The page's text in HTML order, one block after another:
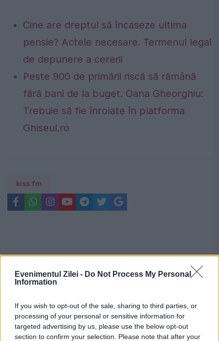
Evenimentul Zilei - Do Not Process My Personal
Information
If you wish to opt-out of the sale, sharing to third parties, or
processing of your personal or sensitive information for
targeted advertising by us, please use the below opt-out
section to confirm your selection. Please note that after your
Cine are dreptul să încaseze ultima
pensie? Actele necesare. Termenul legal
de depunere a cererii
Peste 900 de primării riscă să rămână
fără bani de la buget. Oana Gheorghiu:
Trebuie să fie înrolate în platforma
Ghiseul.ro
kiss fm